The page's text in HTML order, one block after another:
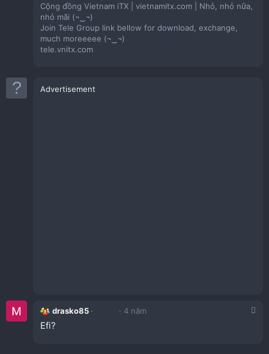
Cộng đồng Vietnam iTX | vietnamitx.com | Nhỏ, nhỏ nữa,
nhỏ mãi (¬‿¬)
Join Tele Group link bellow for download, exchange,
much moreeeee (¬‿¬)
tele.vnitx.com
Advertisement
drasko85 4 năm
Efi?